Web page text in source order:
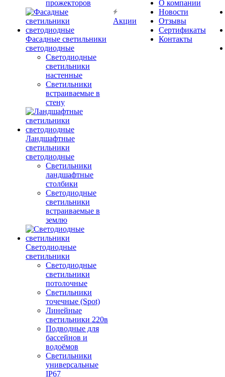
прожекторов
Фасадные светильники
светодиодные
Светодиодные
светильники
настенные
Светильники
встраиваемые в
стену
Ландшафтные
светильники
светодиодные
Светильники
ландшафтные
столбики
Светодиодные
светильники
встраиваемые в
землю
Светодиодные
светильники
Светодиодные
светильники
потолочные
Светильники
точечные (Spot)
Линейные
светильники 220в
Подводные для
бассейнов и
водоёмов
Светильники
универсальные
IP67
Акции
О компании
Новости
Отзывы
Сертификаты
Контакты